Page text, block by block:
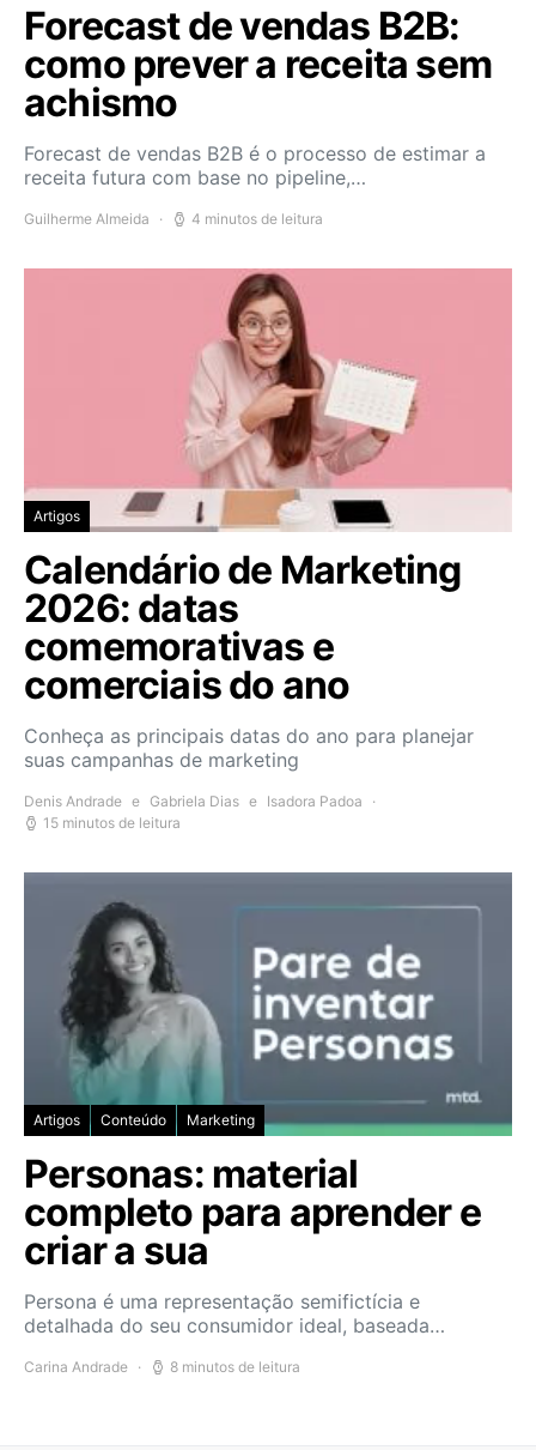
Forecast de vendas B2B:
como prever a receita sem
achismo
Forecast de vendas B2B é o processo de estimar a
receita futura com base no pipeline,…
Guilherme Almeida 4 minutos de leitura
Artigos
Calendário de Marketing
2026: datas
comemorativas e
comerciais do ano
Conheça as principais datas do ano para planejar
suas campanhas de marketing
Denis Andrade e Gabriela Dias e Isadora Padoa
15 minutos de leitura
Artigos Conteúdo Marketing
Personas: material
completo para aprender e
criar a sua
Persona é uma representação semifictícia e
detalhada do seu consumidor ideal, baseada…
Carina Andrade 8 minutos de leitura